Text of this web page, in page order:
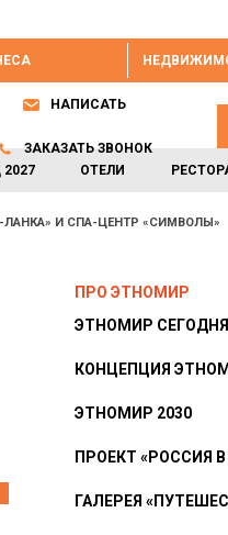
ОТЕЛИ
НАПИСАТЬ
ЗАКАЗАТЬ ЗВОНОК
И СПА-ЦЕНТР «СИМВОЛЫ»
ПРО ЭТНОМИР
ЭТНОМИР СЕГОДНЯ
КОНЦЕПЦИЯ
ЭТНОМИР 2030
ПРОЕКТ «РОССИЯ
ГАЛЕРЕЯ